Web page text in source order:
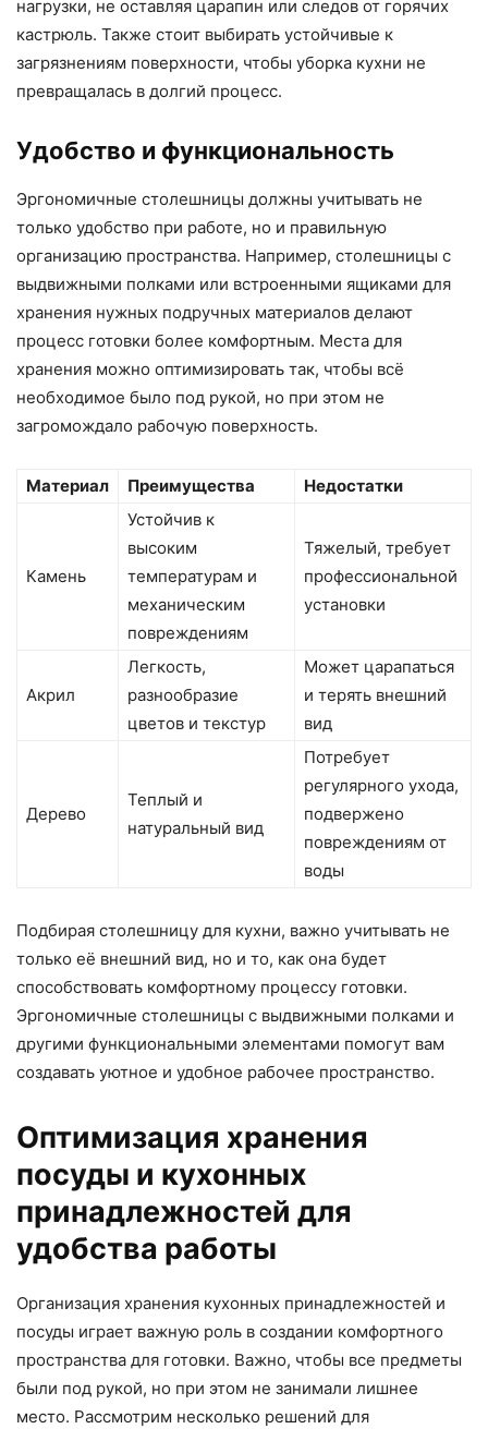
нагрузки, не оставляя царапин или следов от горячих
кастрюль. Также стоит выбирать устойчивые к
загрязнениям поверхности, чтобы уборка кухни не
превращалась в долгий процесс.
Удобство и функциональность
Эргономичные столешницы должны учитывать не
только удобство при работе, но и правильную
организацию пространства. Например, столешницы с
выдвижными полками или встроенными ящиками для
хранения нужных подручных материалов делают
процесс готовки более комфортным. Места для
хранения можно оптимизировать так, чтобы всё
необходимое было под рукой, но при этом не
загромождало рабочую поверхность.
Материал Преимущества Недостатки
Камень
Устойчив к
высоким
температурам и
механическим
повреждениям
Тяжелый, требует
профессиональной
установки
Акрил
Легкость,
разнообразие
цветов и текстур
Может царапаться
и терять внешний
вид
Дерево
Теплый и
натуральный вид
Потребует
регулярного ухода,
подвержено
повреждениям от
воды
Подбирая столешницу для кухни, важно учитывать не
только её внешний вид, но и то, как она будет
способствовать комфортному процессу готовки.
Эргономичные столешницы с выдвижными полками и
другими функциональными элементами помогут вам
создавать уютное и удобное рабочее пространство.
Оптимизация хранения
посуды и кухонных
принадлежностей для
удобства работы
Организация хранения кухонных принадлежностей и
посуды играет важную роль в создании комфортного
пространства для готовки. Важно, чтобы все предметы
были под рукой, но при этом не занимали лишнее
место. Рассмотрим несколько решений для